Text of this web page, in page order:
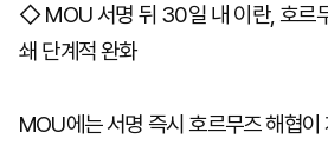
◇ MOU 서명 뒤 30일 내 이란, 호르
쇄 단계적 완화
MOU에는 서명 즉시 호르무즈 해협이